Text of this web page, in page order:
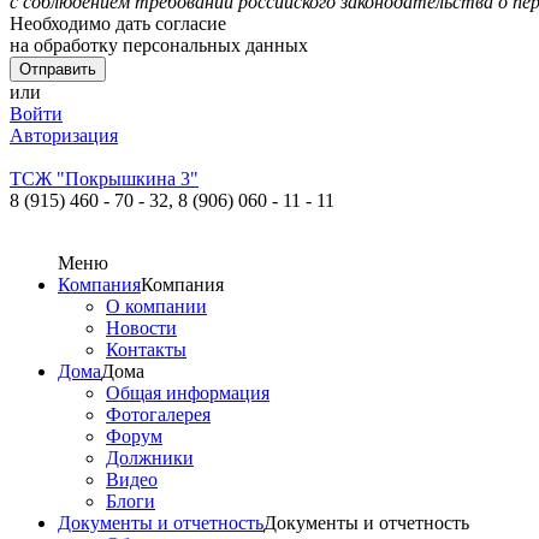
Необходимо дать согласие
на обработку персональных данных
или
Войти
Авторизация
ТСЖ "Покрышкина 3"
8 (915) 460 - 70 - 32, 8 (906) 060 - 11 - 11
Меню
КомпанияКомпания
О компании
Новости
Контакты
ДомаДома
Общая информация
Фотогалерея
Форум
Должники
Видео
Блоги
Документы и отчетностьДокументы и отчетность